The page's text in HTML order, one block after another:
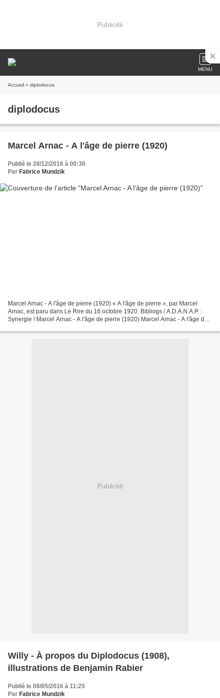
Publicité
MENU
Accueil » diplodocus
diplodocus
Marcel Arnac - A l'âge de pierre (1920)
Publié le 28/12/2016 à 00:30
Par Fabrice Mundzik
Marcel Arnac - A l'âge de pierre (1920) « A l'âge de pierre », par Marcel
Arnac, est paru dans Le Rire du 16 octobre 1920. Bibliogs / A.D.A.N.A.P. :
Synergie ! Marcel Arnac - A l'âge de pierre (1920) Marcel Arnac - A l'âge de
Publicité
Willy - À propos du Diplodocus (1908),
illustrations de Benjamin Rabier
Publié le 08/05/2016 à 11:25
Par Fabrice Mundzik